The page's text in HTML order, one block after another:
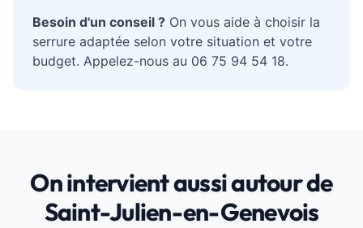
Besoin d'un conseil ? On vous aide à choisir la
serrure adaptée selon votre situation et votre
budget. Appelez-nous au 06 75 94 54 18.
On intervient aussi autour de
Saint-Julien-en-Genevois